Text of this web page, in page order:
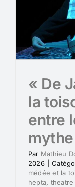
« De
la
entre
mythe
Par Mathieu
2026
médée et la
hepta,